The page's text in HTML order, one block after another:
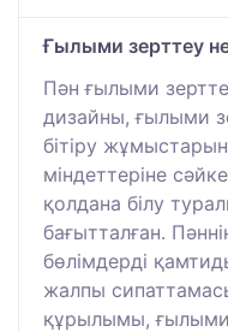
Ғылыми зерттеу
Пән ғылыми
дизайны, ғылыми
бітіру
міндеттеріне
қолдана білу
бағытталған.
бөлімдерді
жалпы
құрылымы, ғылыми